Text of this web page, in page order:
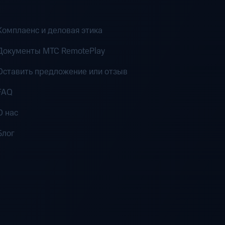
и деловая этика
MTC RemotePlay
предложение или отзыв
нас